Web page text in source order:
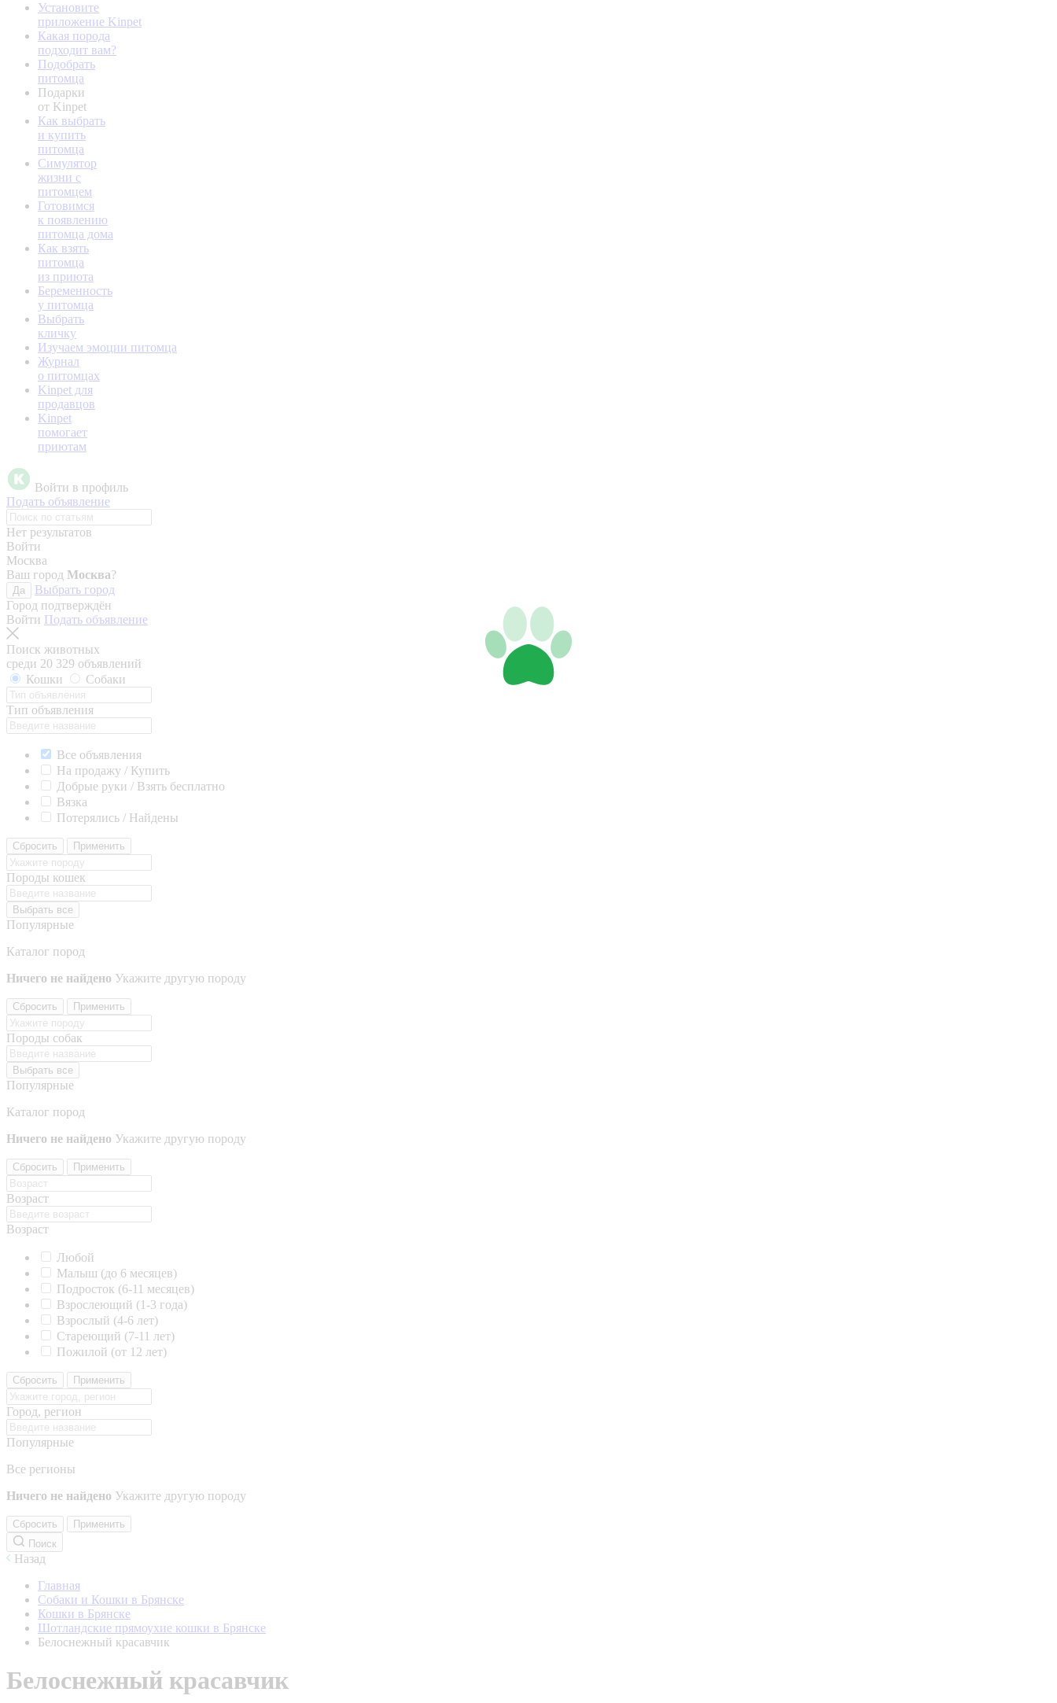
Установите
приложение Kinpet
Какая порода
подходит вам?
Подобрать
питомца
Подарки
от Kinpet
Как выбрать
и купить
питомца
Симулятор
жизни с
питомцем
Готовимся
к появлению
питомца дома
Как взять
питомца
из приюта
Беременность
у питомца
Выбрать
кличку
Изучаем эмоции питомца
Журнал
о питомцах
Kinpet для
продавцов
Kinpet
помогает
приютам
Войти в профиль
Подать объявление
Нет результатов
Войти
Москва
Ваш город Москва?
Да
Выбрать город
Город подтверждён
Войти Подать объявление
Поиск животных
среди 20 329 объявлений
Кошки
Собаки
Тип объявления
Все объявления
На продажу / Купить
Добрые руки / Взять бесплатно
Вязка
Потерялись / Найдены
Сбросить Применить
Породы кошек
Выбрать все
Популярные
Каталог пород
Ничего не найдено Укажите другую породу
Сбросить Применить
Породы собак
Выбрать все
Популярные
Каталог пород
Ничего не найдено Укажите другую породу
Сбросить Применить
Возраст
Возраст
Любой
Малыш (до 6 месяцев)
Подросток (6-11 месяцев)
Взрослеющий (1-3 года)
Взрослый (4-6 лет)
Стареющий (7-11 лет)
Пожилой (от 12 лет)
Сбросить Применить
Город, регион
Популярные
Все регионы
Ничего не найдено Укажите другую породу
Сбросить
Применить
Поиск
Назад
Главная
Собаки и Кошки в Брянске
Кошки в Брянске
Шотландские прямоухие кошки в Брянске
Белоснежный красавчик
Белоснежный красавчик